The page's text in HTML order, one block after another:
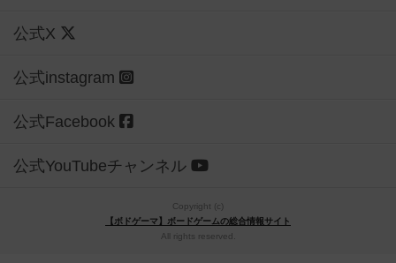
公式X
公式instagram
公式Facebook
公式YouTubeチャンネル
Copyright (c)
【ボドゲーマ】ボードゲームの総合情報サイト
All rights reserved.